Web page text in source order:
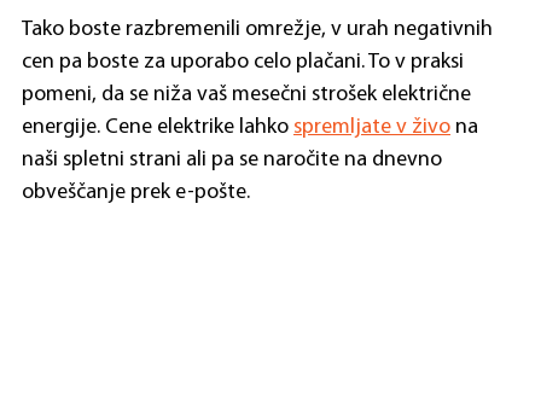
Tako boste razbremenili omrežje, v urah negativnih
cen pa boste za uporabo celo plačani. To v praksi
pomeni, da se niža vaš mesečni strošek električne
energije. Cene elektrike lahko spremljate v živo na
naši spletni strani ali pa se naročite na dnevno
obveščanje prek e-pošte.